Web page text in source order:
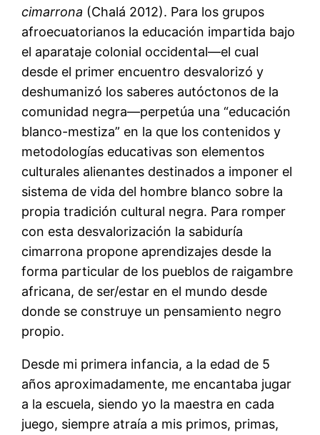
cimarrona (Chalá 2012). Para los grupos
afroecuatorianos la educación impartida bajo
el aparataje colonial occidental—el cual
desde el primer encuentro desvalorizó y
deshumanizó los saberes autóctonos de la
comunidad negra—perpetúa una “educación
blanco-mestiza” en la que los contenidos y
metodologías educativas son elementos
culturales alienantes destinados a imponer el
sistema de vida del hombre blanco sobre la
propia tradición cultural negra. Para romper
con esta desvalorización la sabiduría
cimarrona propone aprendizajes desde la
forma particular de los pueblos de raigambre
africana, de ser/estar en el mundo desde
donde se construye un pensamiento negro
propio.
Desde mi primera infancia, a la edad de 5
años aproximadamente, me encantaba jugar
a la escuela, siendo yo la maestra en cada
juego, siempre atraía a mis primos, primas,